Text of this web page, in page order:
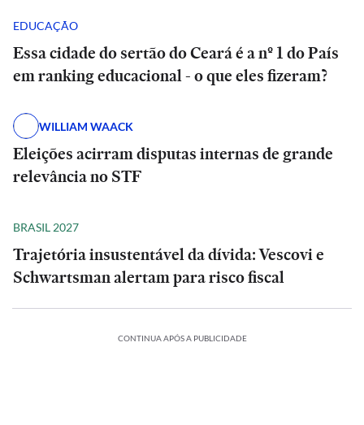
EDUCAÇÃO
Essa cidade do sertão do Ceará é a nº 1 do País
em ranking educacional - o que eles fizeram?
WILLIAM WAACK
Eleições acirram disputas internas de grande
relevância no STF
BRASIL 2027
Trajetória insustentável da dívida: Vescovi e
Schwartsman alertam para risco fiscal
CONTINUA APÓS A PUBLICIDADE